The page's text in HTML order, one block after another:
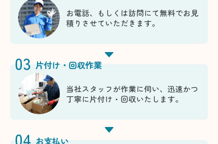
お電話、もしくは訪問にて無料でお見
積りさせていただきます。
03 片付け・回収作業
当社スタッフが作業に伺い、迅速かつ
丁寧に片付け・回収いたします。
04 お支払い